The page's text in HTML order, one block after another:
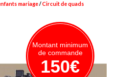
mariage Circuit de quads
Montant minimum
de commande
150€